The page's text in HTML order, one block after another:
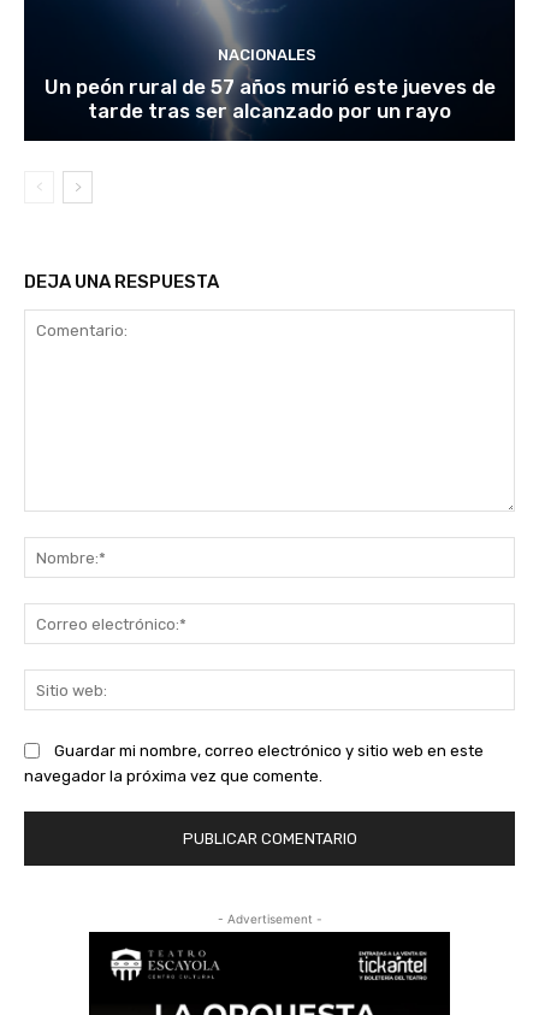
NACIONALES
Un peón rural de 57 años murió este jueves de
tarde tras ser alcanzado por un rayo
DEJA UNA RESPUESTA
Guardar mi nombre, correo electrónico y sitio web en este
navegador la próxima vez que comente.
- Advertisement -